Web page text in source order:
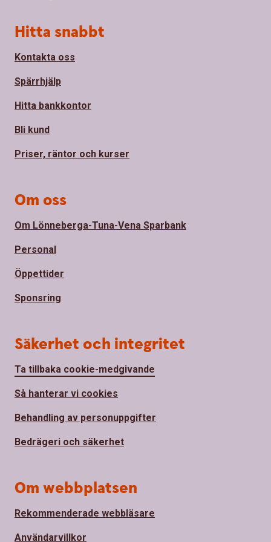
Sidfot
Hitta snabbt
Kontakta oss
Spärrhjälp
Hitta bankkontor
Bli kund
Priser, räntor och kurser
Om oss
Om Lönneberga-Tuna-Vena Sparbank
Personal
Öppettider
Sponsring
Säkerhet och integritet
Ta tillbaka cookie-medgivande
Så hanterar vi cookies
Behandling av personuppgifter
Bedrägeri och säkerhet
Om webbplatsen
Rekommenderade webbläsare
Användarvillkor